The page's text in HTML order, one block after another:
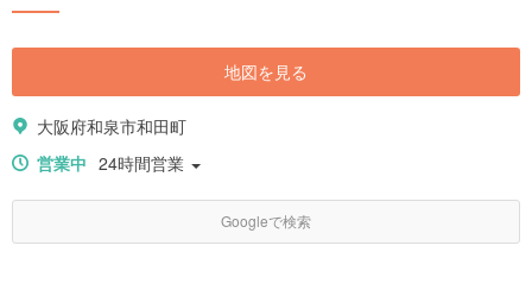
地図を見る
大阪府和泉市和田町
営業中 24時間営業
Googleで検索